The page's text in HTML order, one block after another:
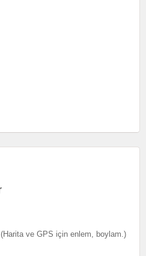
(Harita ve GPS için enlem, boylam.)